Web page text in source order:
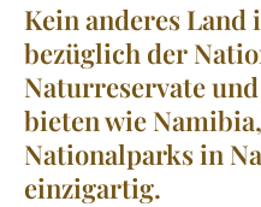
Kein anderes
bezüglich der
Naturreservate
bieten wie
Nationalparks in
einzigartig.